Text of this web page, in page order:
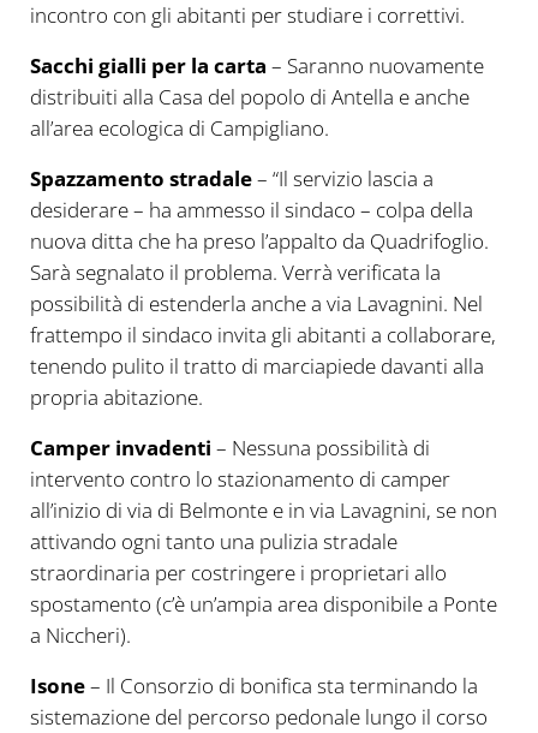
incontro con gli abitanti per studiare i correttivi.
Sacchi gialli per la carta – Saranno nuovamente
distribuiti alla Casa del popolo di Antella e anche
all’area ecologica di Campigliano.
Spazzamento stradale– “Il servizio lascia a
desiderare – ha ammesso il sindaco – colpa della
nuova ditta che ha preso l’appalto da Quadrifoglio.
Sarà segnalato il problema. Verrà verificata la
possibilità di estenderla anche a via Lavagnini. Nel
frattempo il sindaco invita gli abitanti a collaborare,
tenendo pulito il tratto di marciapiede davanti alla
propria abitazione.
Camper invadenti – Nessuna possibilità di
intervento contro lo stazionamento di camper
all’inizio di via di Belmonte e in via Lavagnini, se non
attivando ogni tanto una pulizia stradale
straordinaria per costringere i proprietari allo
spostamento (c’è un’ampia area disponibile a Ponte
a Niccheri).
Isone– Il Consorzio di bonifica sta terminando la
sistemazione del percorso pedonale lungo il corso